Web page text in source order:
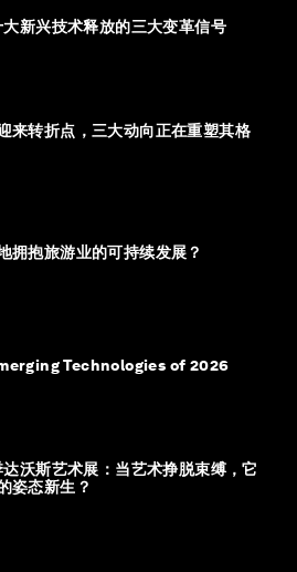
新兴技术释放的三大变革信号
来转折点，三大动向正在重塑其格
拥抱旅游业的可持续发展？
Technologies of 2026
沃斯艺术展：当艺术挣脱束缚，它
姿态新生？